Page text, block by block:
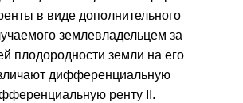
в виде дополнительного
землевладельцем за
плодородности земли на его
дифференциальную
ренту II.